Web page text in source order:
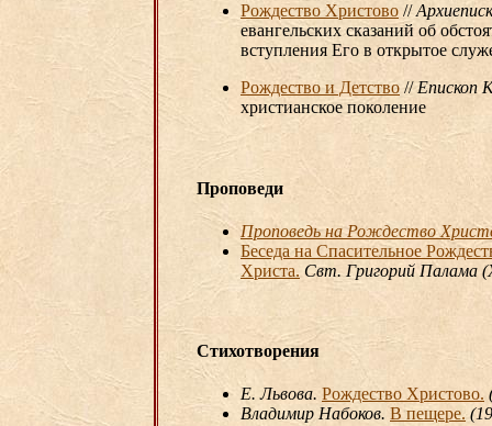
Рождество Христово //
евангельских сказаний об
вступления Его в открытое
Рождество и Детство//Епископ
христианское поколение
Проповеди
Проповедь на Рождество
Беседа на Спасительное
Христа. Свт. Григорий Палама
Стихотворения
Е. Львова. Рождество Христово.
Владимир Набоков. В пещере.